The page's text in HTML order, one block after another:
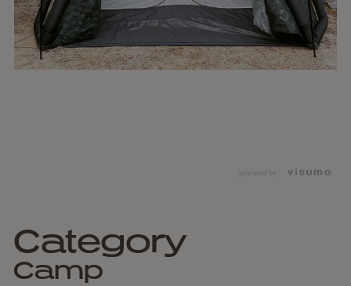
powered by
Category
Camp